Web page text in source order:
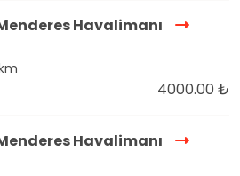
Havalimanı
4000.00 ₺
Havalimanı